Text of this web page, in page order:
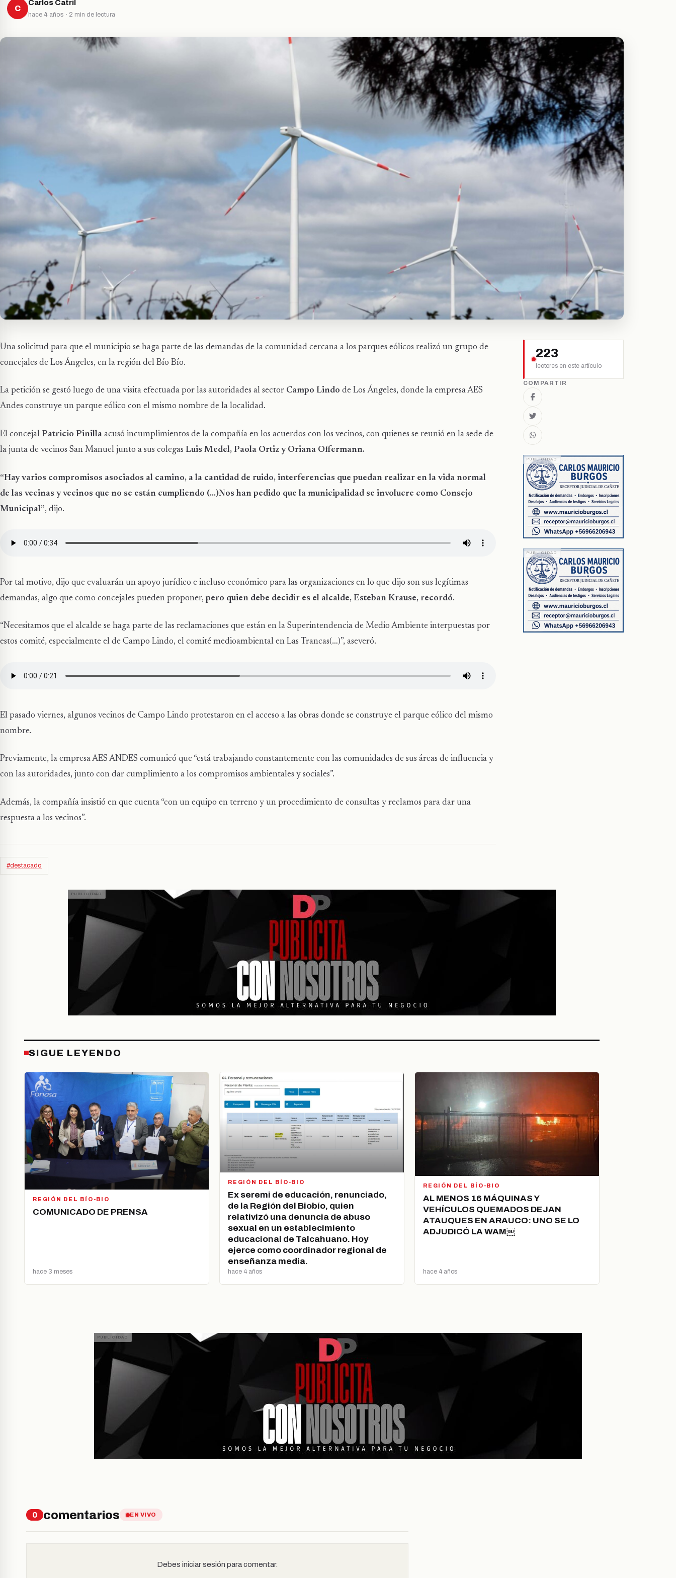
C
Carlos Catril
hace 4 años · 2 min de lectura
Una solicitud para que el municipio se haga parte de las demandas de la comunidad cercana a los parques eólicos realizó un grupo de
concejales de Los Ángeles, en la región del Bío Bío.
La petición se gestó luego de una visita efectuada por las autoridades al sector Campo Lindo de Los Ángeles, donde la empresa AES
Andes construye un parque eólico con el mismo nombre de la localidad.
El concejal Patricio Pinilla acusó incumplimientos de la compañía en los acuerdos con los vecinos, con quienes se reunió en la sede de
la junta de vecinos San Manuel junto a sus colegas Luis Medel, Paola Ortiz y Oriana Offermann.
“Hay varios compromisos asociados al camino, a la cantidad de ruido, interferencias que puedan realizar en la vida normal
de las vecinas y vecinos que no se están cumpliendo (…)Nos han pedido que la municipalidad se involucre como Consejo
Municipal”, dijo.
Por tal motivo, dijo que evaluarán un apoyo jurídico e incluso económico para las organizaciones en lo que dijo son sus legítimas
demandas, algo que como concejales pueden proponer, pero quien debe decidir es el alcalde, Esteban Krause, recordó.
“Necesitamos que el alcalde se haga parte de las reclamaciones que están en la Superintendencia de Medio Ambiente interpuestas por
estos comité, especialmente el de Campo Lindo, el comité medioambiental en Las Trancas(…)”, aseveró.
El pasado viernes, algunos vecinos de Campo Lindo protestaron en el acceso a las obras donde se construye el parque eólico del mismo
nombre.
Previamente, la empresa AES ANDES comunicó que “está trabajando constantemente con las comunidades de sus áreas de influencia y
con las autoridades, junto con dar cumplimiento a los compromisos ambientales y sociales”.
Además, la compañía insistió en que cuenta “con un equipo en terreno y un procedimiento de consultas y reclamos para dar una
respuesta a los vecinos”.
#destacado
223
lectores en este artículo
COMPARTIR
SIGUE LEYENDO
REGIÓN DEL BÍO-BIO
COMUNICADO DE PRENSA
hace 3 meses
REGIÓN DEL BÍO-BIO
Ex seremi de educación, renunciado,
de la Región del Biobío, quien
relativizó una denuncia de abuso
sexual en un establecimiento
educacional de Talcahuano. Hoy
ejerce como coordinador regional de
enseñanza media.
hace 4 años
REGIÓN DEL BÍO-BIO
AL MENOS 16 MÁQUINAS Y
VEHÍCULOS QUEMADOS DEJAN
ATAUQUES EN ARAUCO: UNO SE LO
ADJUDICÓ LA WAM￼
hace 4 años
0 comentarios EN VIVO
Debes iniciar sesión para comentar.